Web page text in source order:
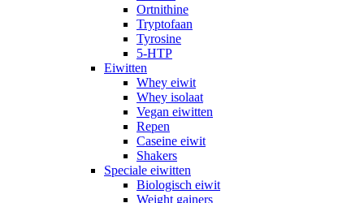
Ortnithine
Tryptofaan
Tyrosine
5-HTP
Eiwitten
Whey eiwit
Whey isolaat
Vegan eiwitten
Repen
Caseine eiwit
Shakers
Speciale eiwitten
Biologisch eiwit
Weight gainers